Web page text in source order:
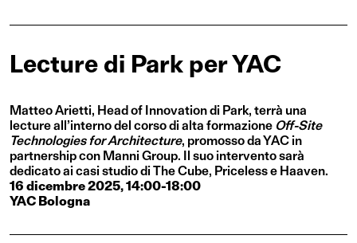
Lecture di Park per YAC
Matteo Arietti, Head of Innovation di Park, terrà una
lecture all’interno del corso di alta formazione Off-Site
Technologies for Architecture, promosso da YAC in
partnership con Manni Group. Il suo intervento sarà
dedicato ai casi studio di The Cube, Priceless e Haaven.
16 dicembre 2025, 14:00-18:00
YAC Bologna